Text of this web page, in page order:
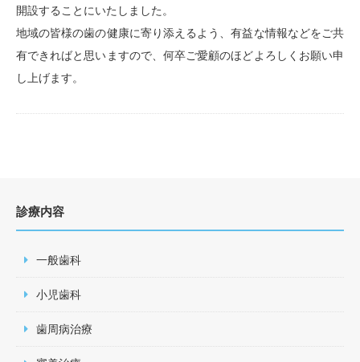
開設することにいたしました。
地域の皆様の歯の健康に寄り添えるよう、有益な情報などをご共
有できればと思いますので、何卒ご愛顧のほどよろしくお願い申
し上げます。
診療内容
一般歯科
小児歯科
歯周病治療